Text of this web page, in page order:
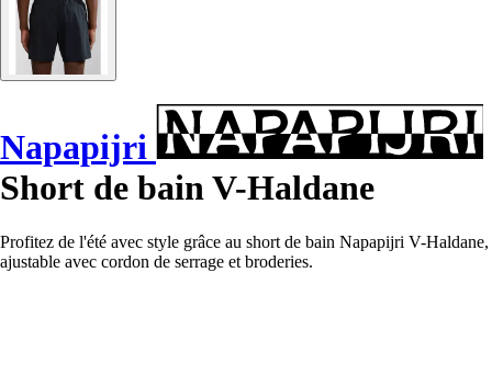
Napapijri
Short de bain V-Haldane
Profitez de l'été avec style grâce au short de bain Napapijri V-Haldane,
ajustable avec cordon de serrage et broderies.